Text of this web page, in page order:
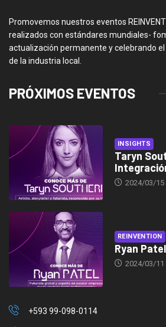
Promovemos nuestros eventos
realizados con estándares mundiales-
actualización permanente y celebrando
de la industria local.
PRÓXIMOS EVENTOS
INSIGHTS
Taryn
2024/03/15
REINVENTION
Ryan
2024/03/11
+593 99-098-0114